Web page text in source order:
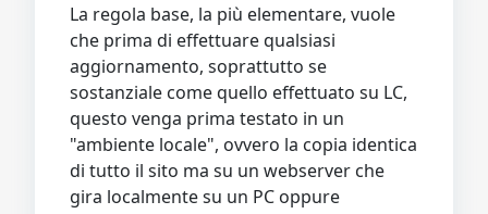
La regola base, la più elementare, vuole
che prima di effettuare qualsiasi
aggiornamento, soprattutto se
sostanziale come quello effettuato su LC,
questo venga prima testato in un
"ambiente locale", ovvero la copia identica
di tutto il sito ma su un webserver che
gira localmente su un PC oppure